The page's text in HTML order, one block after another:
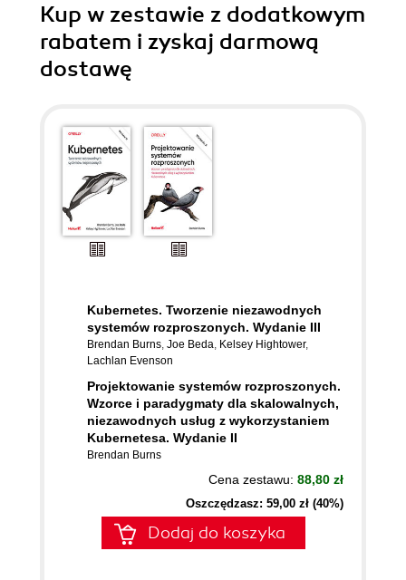
Kup w zestawie z dodatkowym
rabatem i zyskaj darmową
dostawę
Kubernetes. Tworzenie niezawodnych
systemów rozproszonych. Wydanie III
Brendan Burns, Joe Beda, Kelsey Hightower,
Lachlan Evenson
Projektowanie systemów rozproszonych.
Wzorce i paradygmaty dla skalowalnych,
niezawodnych usług z wykorzystaniem
Kubernetesa. Wydanie II
Brendan Burns
Cena zestawu: 88,80 zł
Oszczędzasz: 59,00 zł (40%)
Dodaj do koszyka